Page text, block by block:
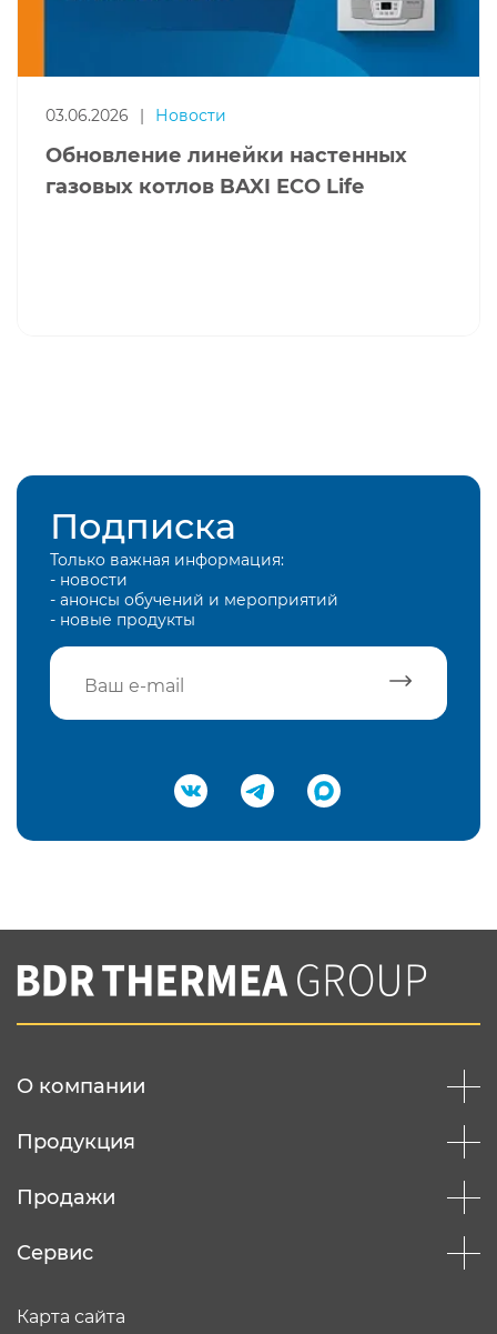
03.06.2026 Новости
Обновление линейки настенных
газовых котлов BAXI ECO Life
Подписка
Только важная информация:
- новости
- анонсы обучений и мероприятий
- новые продукты
Подтвердить e-mail
Вы соглашаетесь с нашей политикой
конфеденциальности
О компании
Продукция
Продажи
Сервис
Карта сайта